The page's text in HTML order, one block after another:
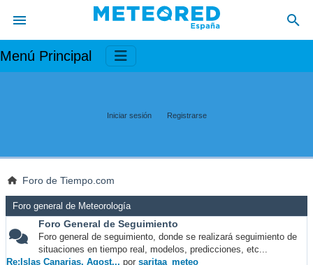
Menú Principal
Iniciar sesión Registrarse
Foro de Tiempo.com
Foro general de Meteorología
Foro General de Seguimiento
Foro general de seguimiento, donde se realizará seguimiento de
situaciones en tiempo real, modelos, predicciones, etc...
Re:Islas Canarias. Agost... por saritaa_meteo